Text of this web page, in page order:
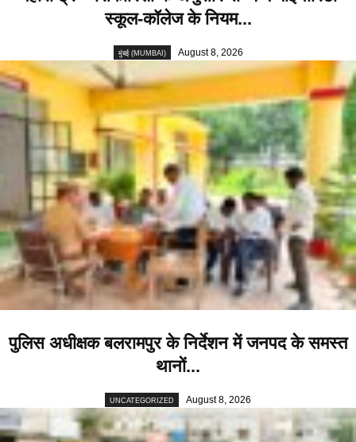
स्कूल-कॉलेज के नियम...
मुंबई (MUMBAI) August 8, 2026
पुलिस अधीक्षक बलरामपुर के निर्देशन में जनपद के समस्त
थानों...
UNCATEGORIZED August 8, 2026